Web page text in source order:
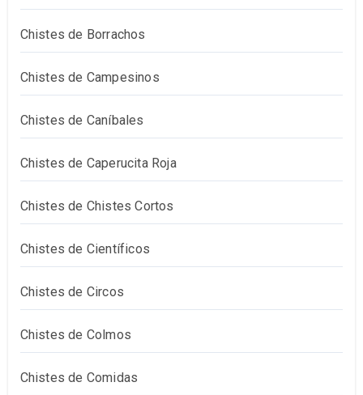
Chistes de Borrachos
Chistes de Campesinos
Chistes de Caníbales
Chistes de Caperucita Roja
Chistes de Chistes Cortos
Chistes de Científicos
Chistes de Circos
Chistes de Colmos
Chistes de Comidas